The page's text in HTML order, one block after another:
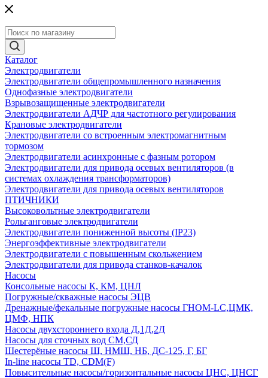
Каталог
Электродвигатели
Электродвигатели общепромышленного назначения
Однофазные электродвигатели
Взрывозащищенные электродвигатели
Электродвигатели АДЧР для частотного регулирования
Крановые электродвигатели
Электродвигатели со встроенным электромагнитным
тормозом
Электродвигатели асинхронные с фазным ротором
Электродвигатели для привода осевых вентиляторов (в
системах охлаждения трансформаторов)
Электродвигатели для привода осевых вентиляторов
ПТИЧНИКИ
Высоковольтные электродвигатели
Рольганговые электродвигатели
Электродвигатели пониженной высоты (IP23)
Энергоэффективные электродвигатели
Электродвигатели с повышенным скольжением
Электродвигатели для привода станков-качалок
Насосы
Консольные насосы К, КМ, ЦНЛ
Погружные/скважные насосы ЭЦВ
Дренажные/фекальные погружные насосы ГНОМ-LC,ЦМК,
ЦМФ, НПК
Насосы двухстороннего входа Д,1Д,2Д
Насосы для сточных вод СМ,СД
Шестерёные насосы Ш, НМШ, НБ, ДС-125, Г, БГ
In-line насосы TD, CDM(F)
Повысительные насосы/горизонтальные насосы ЦНС, ЦНСГ